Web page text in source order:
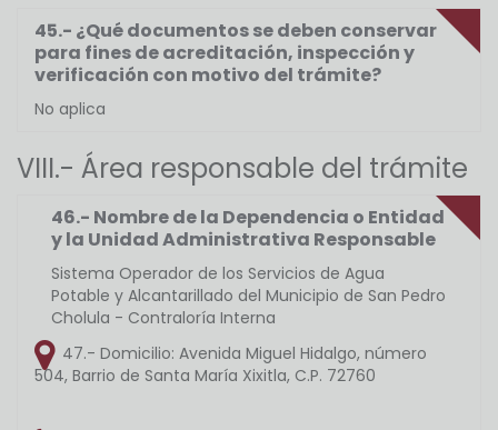
45.- ¿Qué documentos se deben conservar
para fines de acreditación, inspección y
verificación con motivo del trámite?
No aplica
VIII.- Área responsable del trámite
46.- Nombre de la Dependencia o Entidad
y la Unidad Administrativa Responsable
Sistema Operador de los Servicios de Agua
Potable y Alcantarillado del Municipio de San Pedro
Cholula - Contraloría Interna
47.- Domicilio: Avenida Miguel Hidalgo, número
504, Barrio de Santa María Xixitla, C.P. 72760